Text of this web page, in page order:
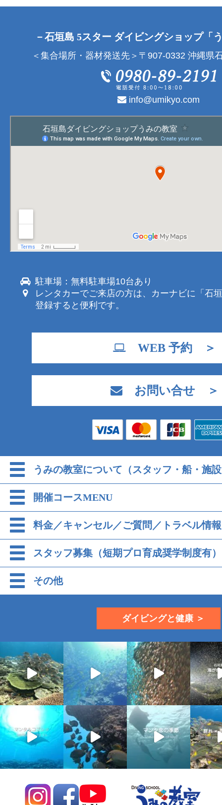
－石垣島 5スター ダイビングショップ「
＜集合場所・器材発送先＞〒907-0332 沖縄県
info@umikyo.com
駐車場：無料駐車場10台あり
レンタカーでご来店の方は、カーナビに「石
登録すると便利です。
WEB 予約 ＞
お問い合せ ＞
うみの教室について（スタッフ・船・施
開催コースMENU
料金／キャンセル／ご質問／トラベル情報
スタッフ募集（短期プロ育成奨学制度有）
その他
ダイビングと健康 ＞